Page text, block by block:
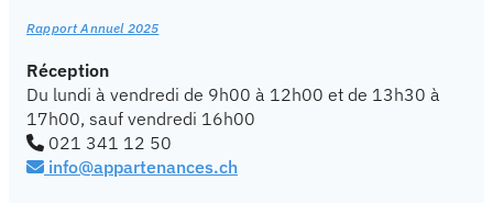
Rapport Annuel 2025
Réception
Du lundi à vendredi de 9h00 à 12h00 et de 13h30 à
17h00, sauf vendredi 16h00
021 341 12 50
info@appartenances.ch